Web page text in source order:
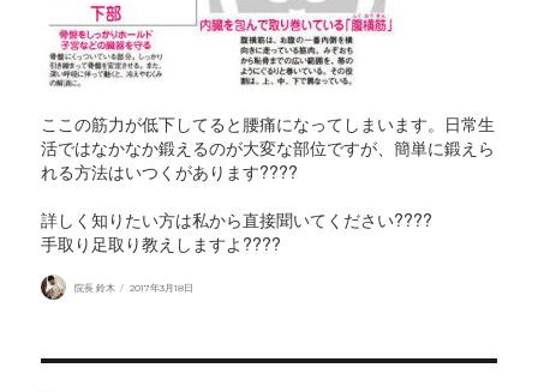
ここの筋力が低下してると腰痛になってしまいます。日常生
活ではなかなか鍛えるのが大変な部位ですが、簡単に鍛えら
れる方法はいつくがあります????
詳しく知りたい方は私から直接聞いてください????
手取り足取り教えしますよ????
投
院長 鈴木 2017年3月18日